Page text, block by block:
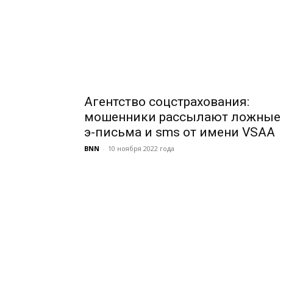
Агентство соцстрахования:
мошенники рассылают ложные
э-письма и sms от имени VSAA
BNN - 10 ноября 2022 года